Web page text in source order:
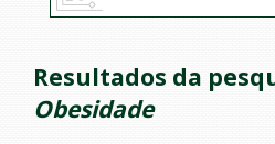
Resultados da
Obesidade